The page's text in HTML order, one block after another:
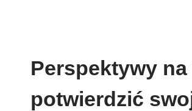
Perspektywy
potwierdzić